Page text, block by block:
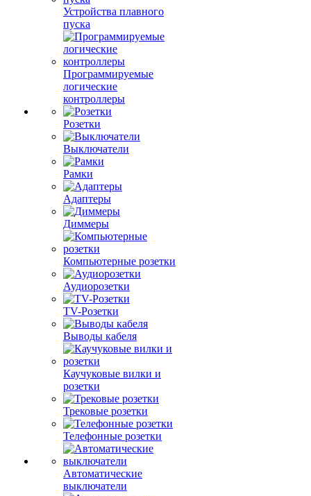
Устройства плавного
пуска
Программируемые
логические
контроллеры
Розетки
Выключатели
Рамки
Адаптеры
Диммеры
Компьютерные розетки
Аудиорозетки
TV-Розетки
Выводы кабеля
Каучуковые вилки и
розетки
Трековые розетки
Телефонные розетки
Автоматические
выключатели